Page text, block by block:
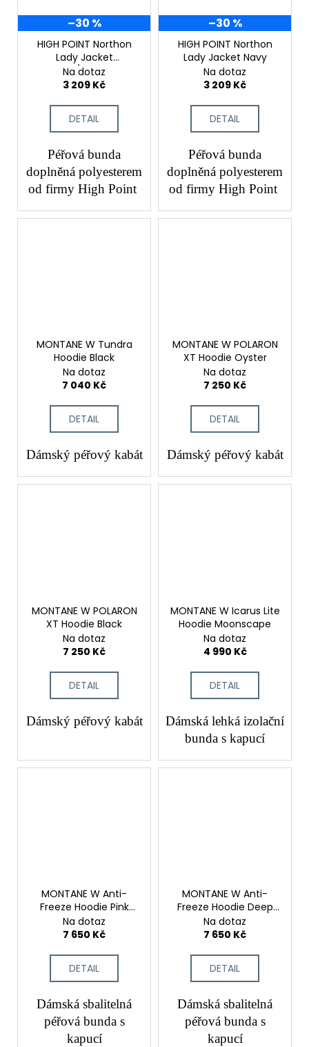
–30 %
HIGH POINT Northon
Lady Jacket
Navy/Canton
Na dotaz
3 209 Kč
DETAIL
Péřová bunda
doplněná polyesterem
od firmy High Point
–30 %
HIGH POINT Northon
Lady Jacket Navy
Na dotaz
3 209 Kč
DETAIL
Péřová bunda
doplněná polyesterem
od firmy High Point
MONTANE W Tundra
Hoodie Black
Na dotaz
7 040 Kč
DETAIL
Dámský péřový kabát
MONTANE W POLARON
XT Hoodie Oyster
Na dotaz
7 250 Kč
DETAIL
Dámský péřový kabát
MONTANE W POLARON
XT Hoodie Black
Na dotaz
7 250 Kč
DETAIL
Dámský péřový kabát
MONTANE W Icarus Lite
Hoodie Moonscape
Na dotaz
4 990 Kč
DETAIL
Dámská lehká izolační
bunda s kapucí
MONTANE W Anti-
Freeze Hoodie Pink
Clay
Na dotaz
7 650 Kč
DETAIL
Dámská sbalitelná
péřová bunda s
kapucí
MONTANE W Anti-
Freeze Hoodie Deep
Forest
Na dotaz
7 650 Kč
DETAIL
Dámská sbalitelná
péřová bunda s
kapucí